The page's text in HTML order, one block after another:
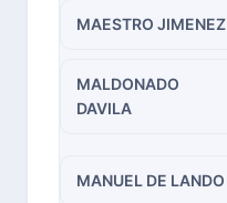
MAESTRO JIMENEZ
MALDONADO
DAVILA
MANUEL DE LANDO